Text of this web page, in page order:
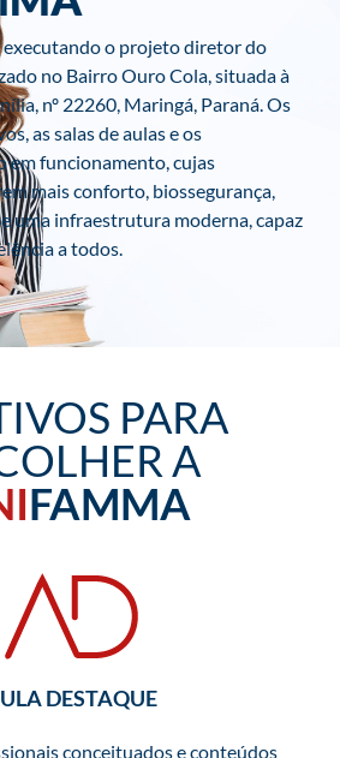
o projeto diretor do
no Bairro Ouro Cola, situada à
nº 22260, Maringá, Paraná. Os
as salas de aulas e os
em funcionamento, cujas
mais conforto, biossegurança,
uma infraestrutura moderna, capaz
a todos.
PARA
A
FAMMA
DESTAQUE
conceituados e conteúdos